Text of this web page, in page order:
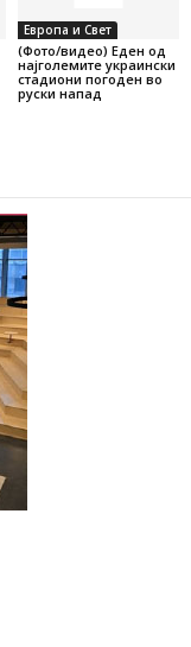
Европа и Свет
(Фото/видео) Еден од
најголемите украински
стадиони погоден во
руски напад